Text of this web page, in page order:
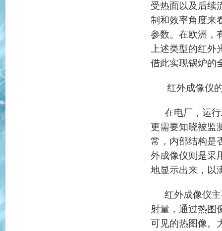
受热面以及后续
制和效率角度来
参数。在欧洲，
上述类型的红外
借此实现锅炉的
红外成像仪
在电厂，运
更需要知晓被监
常，内部结构是
外成像仪则是采
地显示出来，以
红外成像仪
射量，通过热图
可见的热图像。